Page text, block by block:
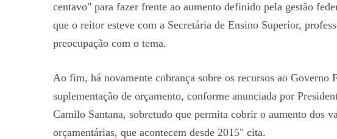
centavo" para fazer frente ao aumento definido pela gestão
que o reitor esteve com a Secretária de Ensino Superior,
preocupação com o tema.
Ao fim, há novamente cobrança sobre os recursos ao Governo
suplementação de orçamento, conforme anunciada por
Camilo Santana, sobretudo que permita cobrir o aumento dos
orçamentárias, que acontecem desde 2015" cita.